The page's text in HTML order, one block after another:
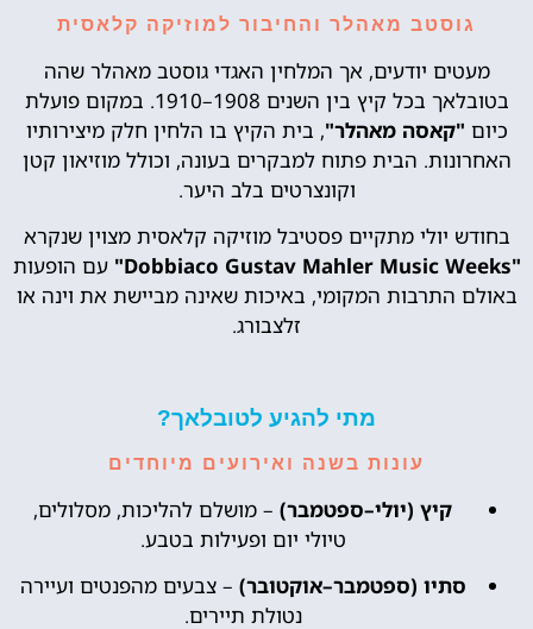
גוסטב מאהלר והחיבור למוזיקה קלאסית
מעטים יודעים, אך המלחין האגדי גוסטב מאהלר שהה
בטובלאך בכל קיץ בין השנים 1908–1910. במקום פועלת
כיום "קאסה מאהלר", בית הקיץ בו הלחין חלק מיצירותיו
האחרונות. הבית פתוח למבקרים בעונה, וכולל מוזיאון קטן
וקונצרטים בלב היער.
בחודש יולי מתקיים פסטיבל מוזיקה קלאסית מצוין שנקרא
"Dobbiaco Gustav Mahler Music Weeks"
עם הופעות
באולם התרבות המקומי, באיכות שאינה מביישת את וינה או
זלצבורג.
מתי להגיע לטובלאך?
עונות בשנה ואירועים מיוחדים
קיץ (יולי–ספטמבר) – מושלם להליכות, מסלולים,
טיולי יום ופעילות בטבע.
סתיו (ספטמבר–אוקטובר) – צבעים מהפנטים ועיירה
נטולת תיירים.